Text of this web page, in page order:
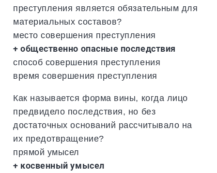
преступления является обязательным для
материальных составов?
место совершения преступления
+ общественно опасные последствия
способ совершения преступления
время совершения преступления
Как называется форма вины, когда лицо
предвидело последствия, но без
достаточных оснований рассчитывало на
их предотвращение?
прямой умысел
+ косвенный умысел